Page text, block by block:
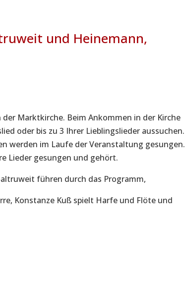
und Heinemann,
der Marktkirche. Beim Ankommen in der Kirche
oder bis zu 3 Ihrer Lieblingslieder aussuchen.
werden im Laufe der Veranstaltung gesungen.
Lieder gesungen und gehört.
führen durch das Programm,
Konstanze Kuß spielt Harfe und Flöte und